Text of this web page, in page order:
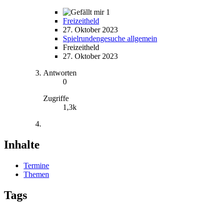
1
Freizeitheld
27. Oktober 2023
Spielrundengesuche allgemein
Freizeitheld
27. Oktober 2023
Antworten
0
Zugriffe
1,3k
Inhalte
Termine
Themen
Tags